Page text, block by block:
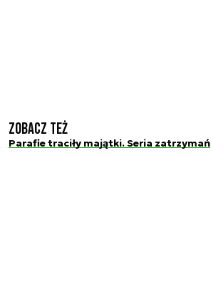
Zobacz też
Parafie traciły majątki. Seria zatrzymań